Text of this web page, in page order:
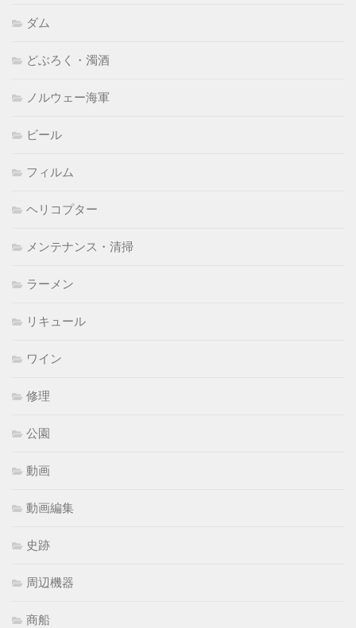
ダム
どぶろく・濁酒
ノルウェー海軍
ビール
フィルム
ヘリコプター
メンテナンス・清掃
ラーメン
リキュール
ワイン
修理
公園
動画
動画編集
史跡
周辺機器
商船